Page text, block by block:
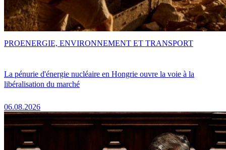
La pénurie d'énergie nucléaire en Hongrie ouvre la voie à la
libéralisation du marché
06.08.2026
PROENERGIE, ENVIRONNEMENT ET TRANSPORT